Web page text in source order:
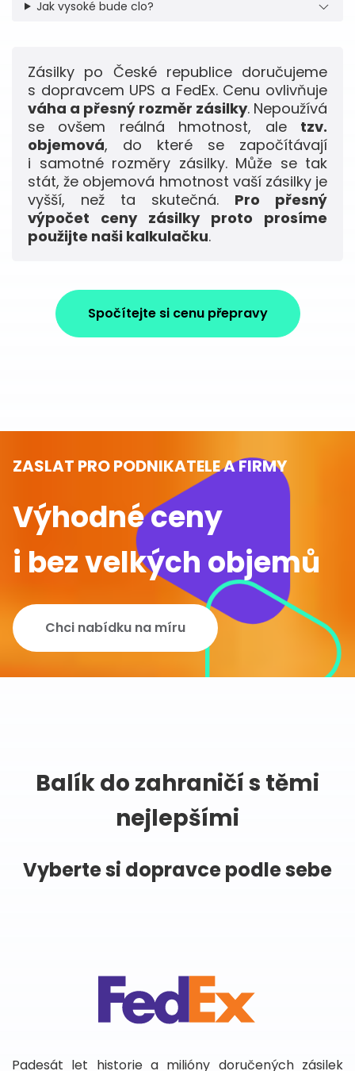
Jak vysoké bude clo?
Zásilky po České republice doručujeme
s dopravcem UPS a FedEx. Cenu ovlivňuje
váha a přesný rozměr zásilky. Nepoužívá
se ovšem reálná hmotnost, ale tzv.
objemová, do které se započítávají
i samotné rozměry zásilky. Může se tak
stát, že objemová hmotnost vaší zásilky je
vyšší, než ta skutečná. Pro přesný
výpočet ceny zásilky proto prosíme
použijte naši kalkulačku.
Spočítejte si cenu přepravy
ZASLAT PRO PODNIKATELE A FIRMY
Výhodné ceny
i bez velkých objemů
Chci nabídku na míru
Balík do zahraničí s těmi
nejlepšími
Vyberte si dopravce podle sebe
Padesát let historie a milióny doručených zásilek